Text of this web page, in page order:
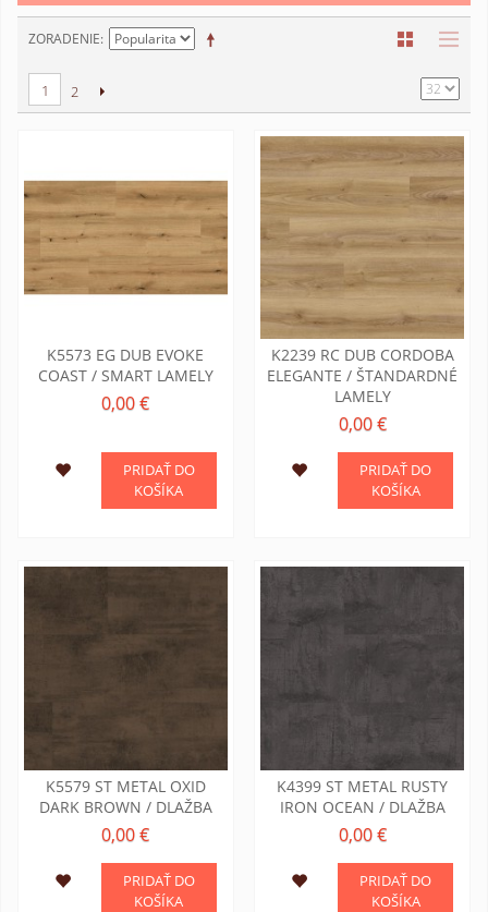
ZORADENIE
1 2
K5573 EG DUB EVOKE
COAST / SMART LAMELY
0,00 €
PRIDAŤ DO
KOŠÍKA
K2239 RC DUB CORDOBA
ELEGANTE / ŠTANDARDNÉ
LAMELY
0,00 €
PRIDAŤ DO
KOŠÍKA
K5579 ST METAL OXID
DARK BROWN / DLAŽBA
0,00 €
PRIDAŤ DO
KOŠÍKA
K4399 ST METAL RUSTY
IRON OCEAN / DLAŽBA
0,00 €
PRIDAŤ DO
KOŠÍKA